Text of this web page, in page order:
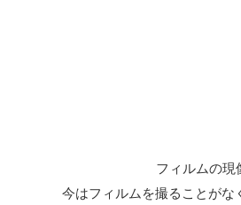
フィルムの
今はフィルムを撮ることがな